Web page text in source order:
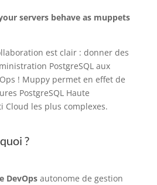
servers behave as muppets
est clair : donner des
PostgreSQL aux
! Muppy permet en effet de
PostgreSQL Haute
les plus complexes.
quoi ?
DevOpsautonome de gestion